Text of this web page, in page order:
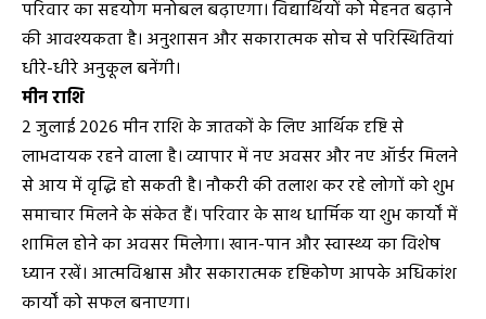
परिवार का सहयोग मनोबल बढ़ाएगा। विद्यार्थियों को मेहनत बढ़ाने
की आवश्यकता है। अनुशासन और सकारात्मक सोच से परिस्थितियां
धीरे-धीरे अनुकूल बनेंगी।
मीन राशि
2 जुलाई 2026 मीन राशि के जातकों के लिए आर्थिक दृष्टि से
लाभदायक रहने वाला है। व्यापार में नए अवसर और नए ऑर्डर मिलने
से आय में वृद्धि हो सकती है। नौकरी की तलाश कर रहे लोगों को शुभ
समाचार मिलने के संकेत हैं। परिवार के साथ धार्मिक या शुभ कार्यों में
शामिल होने का अवसर मिलेगा। खान-पान और स्वास्थ्य का विशेष
ध्यान रखें। आत्मविश्वास और सकारात्मक दृष्टिकोण आपके अधिकांश
कार्यों को सफल बनाएगा।